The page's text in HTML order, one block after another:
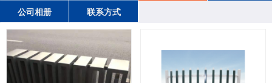
公司相册 联系方式